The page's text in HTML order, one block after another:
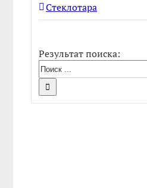
Стеклотара
Результат поиска: